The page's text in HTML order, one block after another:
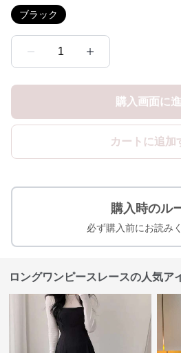
ブラック
1
購入画面に
カートに追加
購入時のル
必ず購入前にお読み
ロングワンピースレースの人気ア